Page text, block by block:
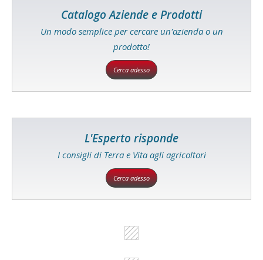
Catalogo Aziende e Prodotti
Un modo semplice per cercare un'azienda o un
prodotto!
Cerca adesso
L'Esperto risponde
I consigli di Terra e Vita agli agricoltori
Cerca adesso